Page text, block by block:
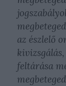
az észlelő
feltárása